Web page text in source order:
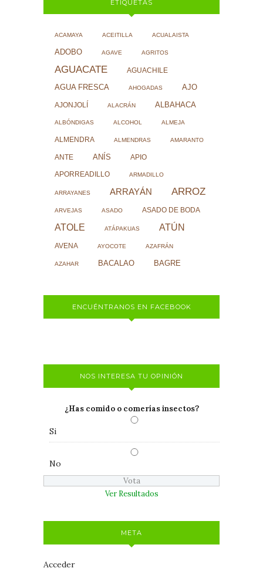
ETIQUETAS
ACAMAYA ACEITILLA ACUALAISTA
ADOBO AGAVE AGRITOS
AGUACATE AGUACHILE
AGUA FRESCA AHOGADAS AJO
AJONJOLÍ ALACRÁN ALBAHACA
ALBÓNDIGAS ALCOHOL ALMEJA
ALMENDRA ALMENDRAS AMARANTO
ANTE ANÍS APIO
APORREADILLO ARMADILLO
ARRAYANES ARRAYÁN ARROZ
ARVEJAS ASADO ASADO DE BODA
ATOLE ATÁPAKUAS ATÚN
AVENA AYOCOTE AZAFRÁN
AZAHAR BACALAO BAGRE
ENCUÉNTRANOS EN FACEBOOK
NOS INTERESA TU OPINIÓN
¿Has comido o comerías insectos?
Si
No
Ver Resultados
META
Acceder